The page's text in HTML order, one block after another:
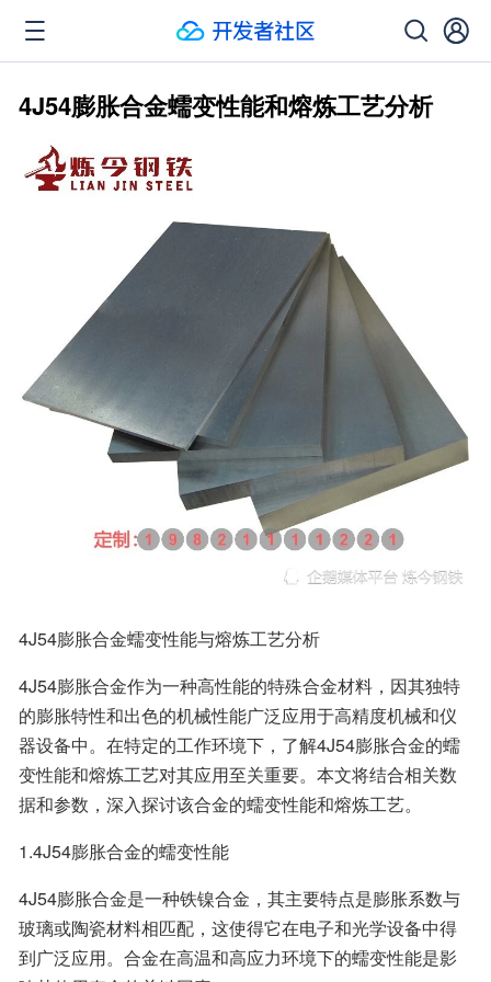
4J54膨胀合金蠕变性能和熔炼工艺分析
4J54膨胀合金蠕变性能与熔炼工艺分析
4J54膨胀合金作为一种高性能的特殊合金材料，因其独特
的膨胀特性和出色的机械性能广泛应用于高精度机械和仪
器设备中。在特定的工作环境下，了解4J54膨胀合金的蠕
变性能和熔炼工艺对其应用至关重要。本文将结合相关数
据和参数，深入探讨该合金的蠕变性能和熔炼工艺。
1.4J54膨胀合金的蠕变性能
4J54膨胀合金是一种铁镍合金，其主要特点是膨胀系数与
玻璃或陶瓷材料相匹配，这使得它在电子和光学设备中得
到广泛应用。合金在高温和高应力环境下的蠕变性能是影